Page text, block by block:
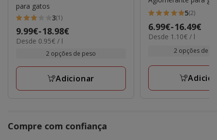
para gatos
3
estrelas
com
avaliações
3(1)
Preço
de
a
9.99€-18.98€
0.95€
Desde 0.95€ / l
2 opções de peso
Adicionar
5
estrelas
com
avaliações
5(2)
Preço
de
6.99€-16.49€
1.10€
Desde 1.10€ / l
2 opções de
Compre com confiança